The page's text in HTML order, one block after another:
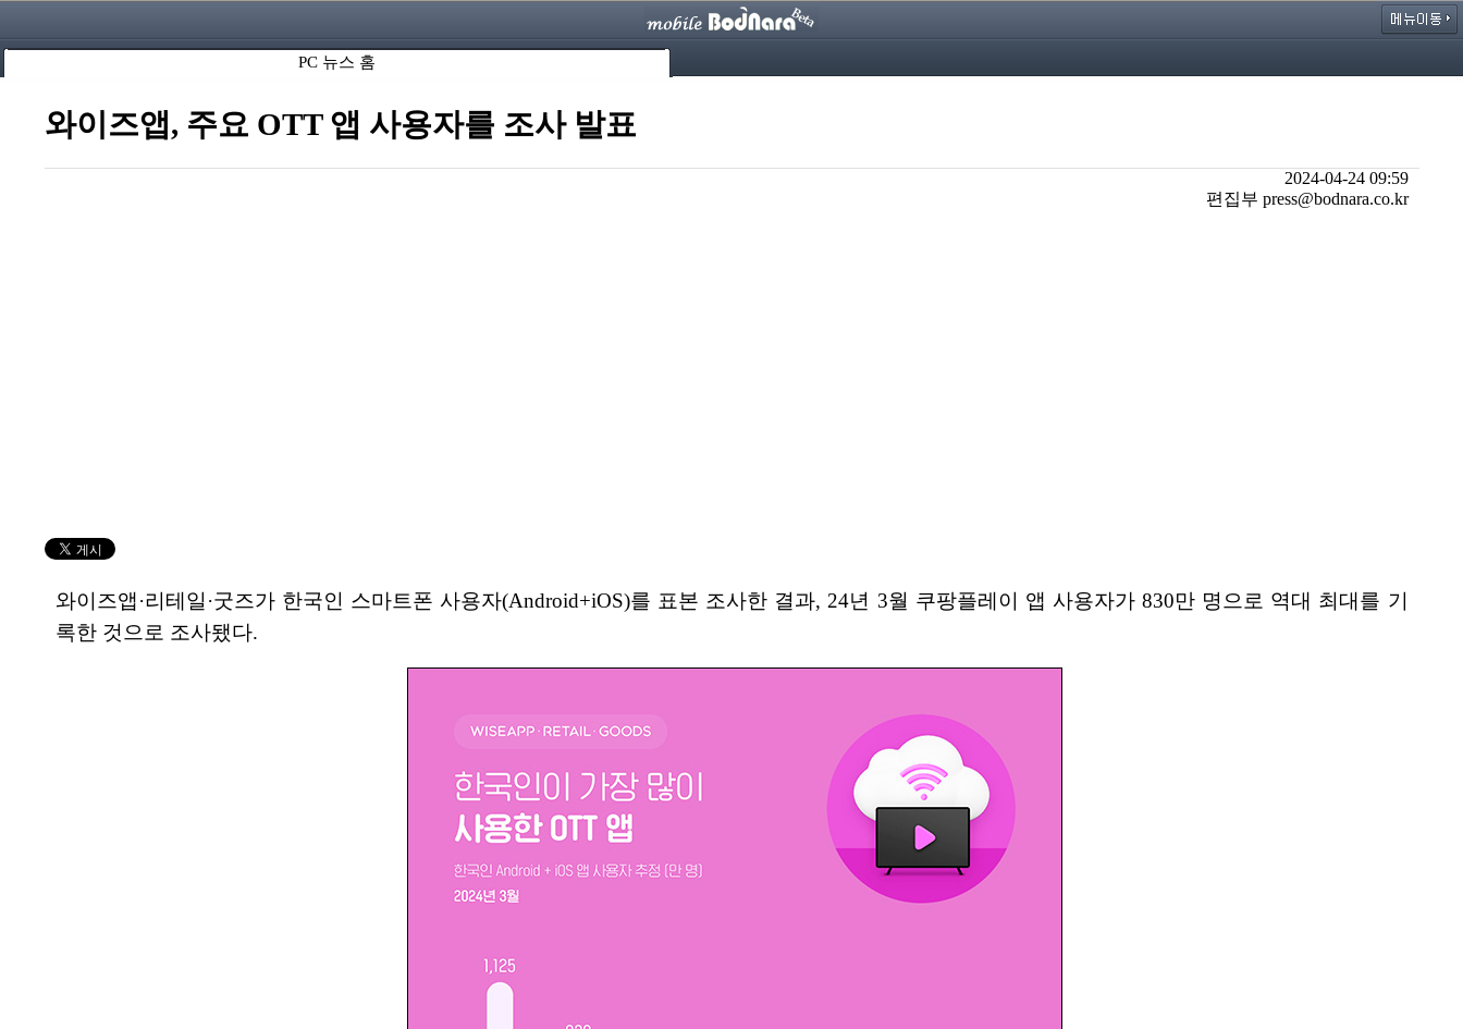
PC 뉴스 홈
와이즈앱, 주요 OTT 앱 사용자를 조사 발표
2024-04-24 09:59
편집부 press@bodnara.co.kr
와이즈앱·리테일·굿즈가 한국인 스마트폰 사용자(Android+iOS)를 표본 조사한 결과, 24년 3월 쿠팡플레이 앱 사용자가 830만 명으로 역대 최대를 기
록한 것으로 조사됐다.